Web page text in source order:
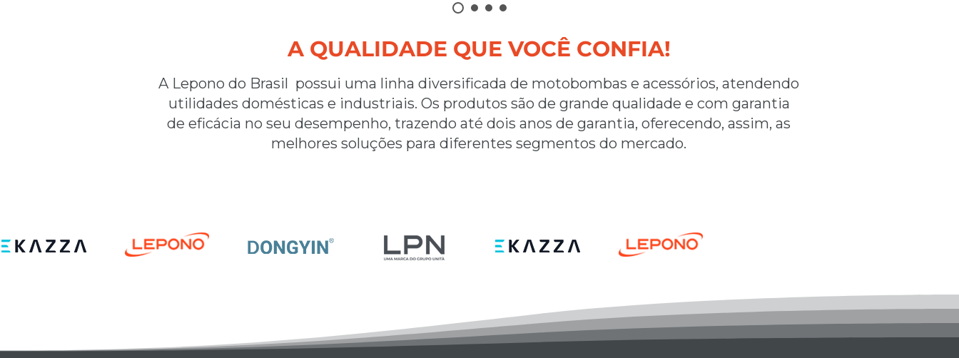
A QUALIDADE QUE VOCÊ CONFIA!
A Lepono do Brasil possui uma linha diversificada de motobombas e acessórios, atendendo
utilidades domésticas e industriais. Os produtos são de grande qualidade e com garantia
de eficácia no seu desempenho, trazendo até dois anos de garantia, oferecendo, assim, as
melhores soluções para diferentes segmentos do mercado.